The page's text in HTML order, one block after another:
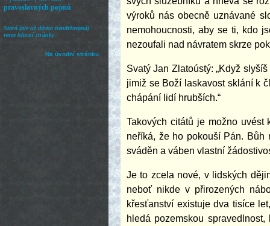
výroků nás obecně uznávané
nemohoucnosti, aby se ti, kdo
nezoufali nad návratem skrze
Svatý Jan Zlatoústý: „Když
jimiž se Boží laskavost sklání k
chápání lidí hrubších.“
Takových citátů je možno
neříká, že ho pokouší Pán.
sváděn a váben vlastní
Je to zcela nové, v lidských
neboť nikde v přirozených
křesťanství existuje dva tisíce
hledá pozemskou